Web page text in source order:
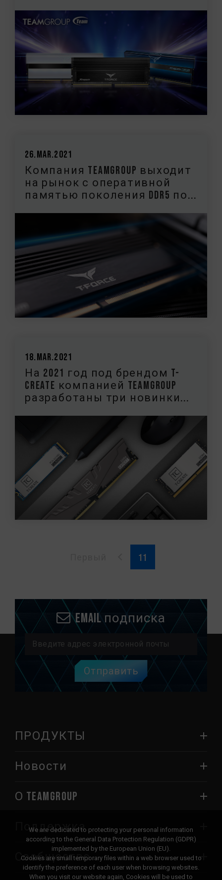
26.Mar.2021
Компания TEAMGROUP выходит
на рынок с оперативной
памятью поколения DDR5 по...
18.Mar.2021
На 2021 год под брендом T-
CREATE компанией TEAMGROUP
разработаны три новинки...
Email подписка
Отправить
ПРОДУКТЫ
Новости
О TEAMGROUP
Поддержка
Сообщество
We are dedicated to protecting your personal information
according to the General Data Protection Regulation (GDPR)
implemented by the European Union (EU).
Cookies are small temporary files within a web browser used to
identify the preference of each user when browsing websites.
When you visit our website again, Cookies will be used to